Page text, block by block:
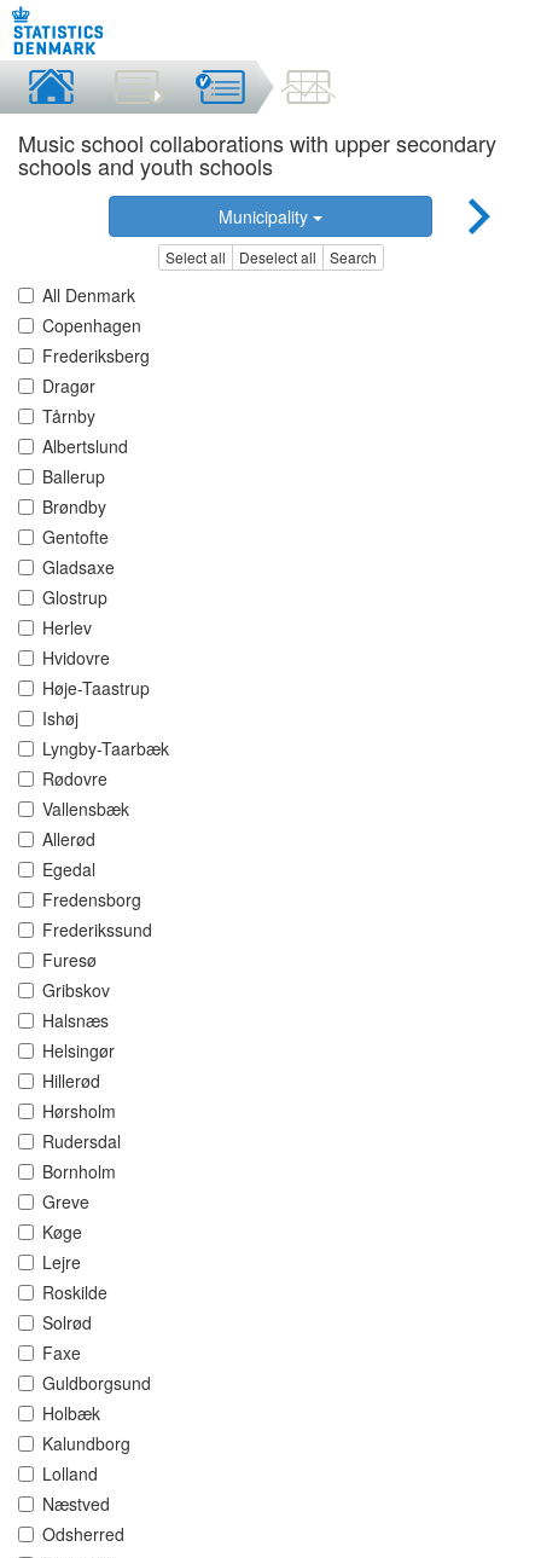
Music school collaborations with upper secondary
schools and youth schools
Municipality
Select all Deselect all Search
All Denmark
Copenhagen
Frederiksberg
Dragør
Tårnby
Albertslund
Ballerup
Brøndby
Gentofte
Gladsaxe
Glostrup
Herlev
Hvidovre
Høje-Taastrup
Ishøj
Lyngby-Taarbæk
Rødovre
Vallensbæk
Allerød
Egedal
Fredensborg
Frederikssund
Furesø
Gribskov
Halsnæs
Helsingør
Hillerød
Hørsholm
Rudersdal
Bornholm
Greve
Køge
Lejre
Roskilde
Solrød
Faxe
Guldborgsund
Holbæk
Kalundborg
Lolland
Næstved
Odsherred